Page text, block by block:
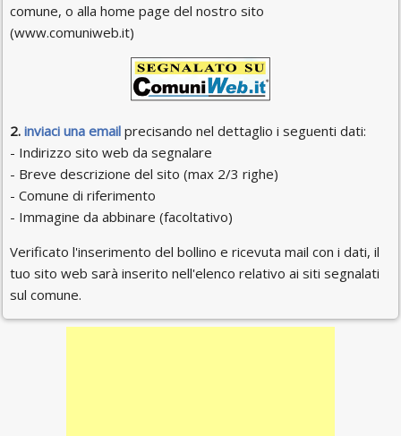
comune, o alla home page del nostro sito
(www.comuniweb.it)
2. inviaci una emailprecisando nel dettaglio i seguenti dati:
- Indirizzo sito web da segnalare
- Breve descrizione del sito (max 2/3 righe)
- Comune di riferimento
- Immagine da abbinare (facoltativo)
Verificato l'inserimento del bollino e ricevuta mail con i dati, il
tuo sito web sarà inserito nell'elenco relativo ai siti segnalati
sul comune.